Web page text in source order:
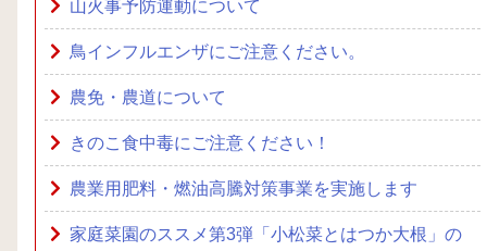
山火事予防運動について
鳥インフルエンザにご注意ください。
農免・農道について
きのこ食中毒にご注意ください！
農業用肥料・燃油高騰対策事業を実施します
家庭菜園のススメ第3弾「小松菜とはつか大根」の